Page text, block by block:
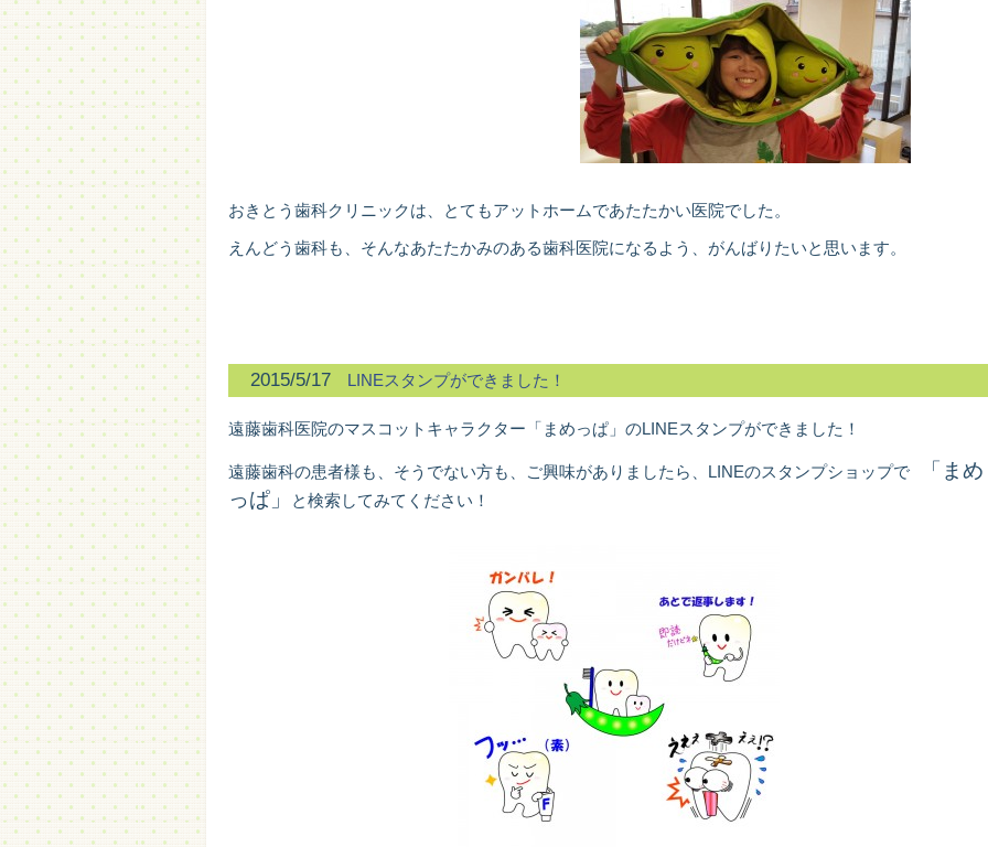
おきとう歯科クリニックは、とてもアットホームであたたかい医院でした。
えんどう歯科も、そんなあたたかみのある歯科医院になるよう、がんばりたいと思います。
2015/5/17 LINEスタンプができました！
遠藤歯科医院のマスコットキャラクター「まめっぱ」のLINEスタンプができました！
遠藤歯科の患者様も、そうでない方も、ご興味がありましたら、LINEのスタンプショップで
「まめ
っぱ」
と検索してみてください！